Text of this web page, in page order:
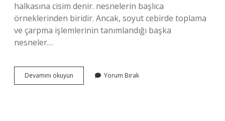
halkasına cisim denir. nesnelerin başlıca
örneklerinden biridir. Ancak, soyut cebirde toplama
ve çarpma işlemlerinin tanımlandığı başka
nesneler…
Devamını okuyun
Ve
Yorum Bırak